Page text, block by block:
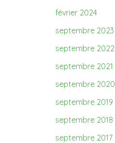
février 2024
septembre 2023
septembre 2022
septembre 2021
septembre 2020
septembre 2019
septembre 2018
septembre 2017